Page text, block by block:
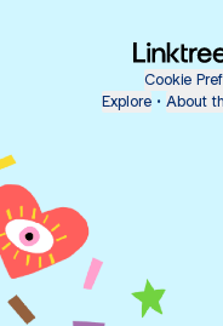
Cookie
Explore • About